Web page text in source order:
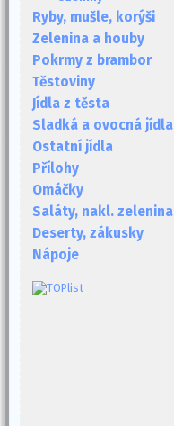
Ryby, mušle, korýši
Zelenina a houby
Pokrmy z brambor
Těstoviny
Jídla z těsta
Sladká a ovocná jídla
Ostatní jídla
Přílohy
Omáčky
Saláty, nakl. zelenina
Deserty, zákusky
Nápoje